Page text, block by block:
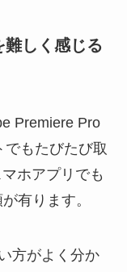
しく感じる
Premiere Pro
もたびたび取
ホアプリでも
有ります。
方がよく分か